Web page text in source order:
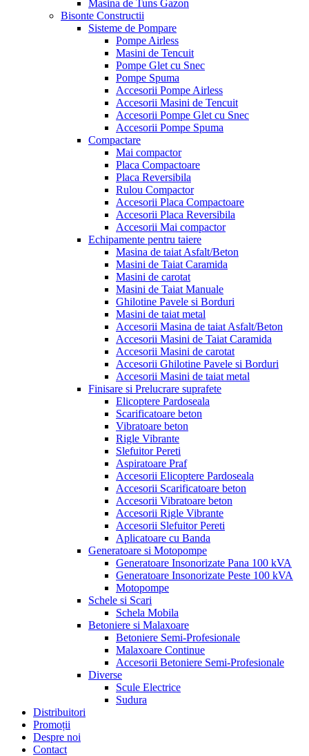
Masina de Tuns Gazon
Bisonte Constructii
Sisteme de Pompare
Pompe Airless
Masini de Tencuit
Pompe Glet cu Snec
Pompe Spuma
Accesorii Pompe Airless
Accesorii Masini de Tencuit
Accesorii Pompe Glet cu Snec
Accesorii Pompe Spuma
Compactare
Mai compactor
Placa Compactoare
Placa Reversibila
Rulou Compactor
Accesorii Placa Compactoare
Accesorii Placa Reversibila
Accesorii Mai compactor
Echipamente pentru taiere
Masina de taiat Asfalt/Beton
Masini de Taiat Caramida
Masini de carotat
Masini de Taiat Manuale
Ghilotine Pavele si Borduri
Masini de taiat metal
Accesorii Masina de taiat Asfalt/Beton
Accesorii Masini de Taiat Caramida
Accesorii Masini de carotat
Accesorii Ghilotine Pavele si Borduri
Accesorii Masini de taiat metal
Finisare si Prelucrare suprafete
Elicoptere Pardoseala
Scarificatoare beton
Vibratoare beton
Rigle Vibrante
Slefuitor Pereti
Aspiratoare Praf
Accesorii Elicoptere Pardoseala
Accesorii Scarificatoare beton
Accesorii Vibratoare beton
Accesorii Rigle Vibrante
Accesorii Slefuitor Pereti
Aplicatoare cu Banda
Generatoare si Motopompe
Generatoare Insonorizate Pana 100 kVA
Generatoare Insonorizate Peste 100 kVA
Motopompe
Schele si Scari
Schela Mobila
Betoniere si Malaxoare
Betoniere Semi-Profesionale
Malaxoare Continue
Accesorii Betoniere Semi-Profesionale
Diverse
Scule Electrice
Sudura
Distribuitori
Promoții
Despre noi
Contact